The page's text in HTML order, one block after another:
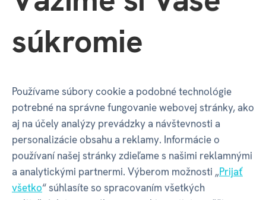
Šírka balenia 73 mm
Hĺbka balenia
Váha balenia 8 g
GPSR - Výrobca
súkromie
Používame súbory cookie a podobné technológie
potrebné na správne fungovanie webovej stránky, ako
aj na účely analýzy prevádzky a návštevnosti a
personalizácie obsahu a reklamy. Informácie o
používaní našej stránky zdieľame s našimi reklamnými
a analytickými partnermi. Výberom možnosti „Prijať
všetko“ súhlasíte so spracovaním všetkých